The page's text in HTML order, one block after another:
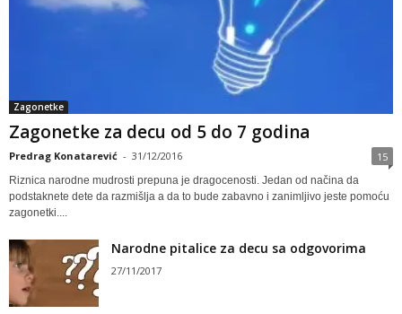
Zagonetke
Zagonetke za decu od 5 do 7 godina
Predrag Konatarević - 31/12/2016 15
Riznica narodne mudrosti prepuna je dragocenosti. Jedan od načina da
podstaknete dete da razmišlja a da to bude zabavno i zanimljivo jeste pomoću
zagonetki....
Narodne pitalice za decu sa odgovorima
27/11/2017